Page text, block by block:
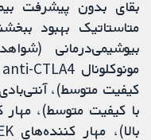
بقای بدون پیشرفت
متاستاتیک بهبود
بیوشیمی‌درمانی